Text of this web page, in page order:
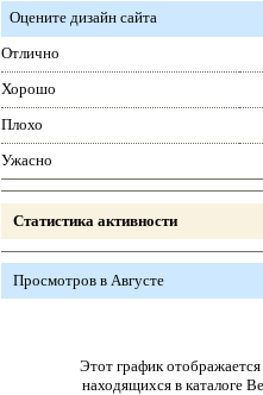
Оцените дизайн сайта
Отлично
Хорошо
Плохо
Ужасно
Статистика активности
Просмотров в Августе
Этот график отображается
находящихся в каталоге